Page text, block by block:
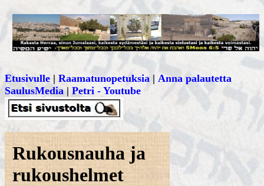
Etusivulle | Raamatunopetuksia | Anna palautetta
SaulusMedia| Petri - Youtube
Rukousnauha ja
rukoushelmet